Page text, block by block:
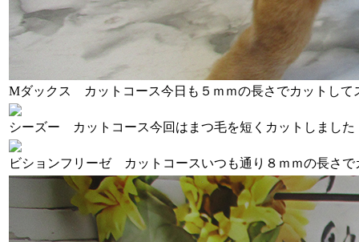
Mダックス カットコース今日も５ｍｍの長さでカットして
シーズー カットコース今回はまつ毛を短くカットしました
ビションフリーゼ カットコースいつも通り８ｍｍの長さ